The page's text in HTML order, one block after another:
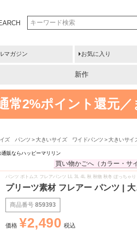
マガジン お気に入り
新作
常2%ポイント還元／
ズ パンツ 大きいサイズ ワイドパンツ 大きいサイ
販ならハッピーマリリン
買い物かごへ（カラー・サ
パンツ ボトムス フレアパンツ LL 3L 4L 秋 秋物 秋冬 ぽっちゃ
プリーツ素材 フレアー パンツ |
商品番号 859393
価格 ¥2,490 税込